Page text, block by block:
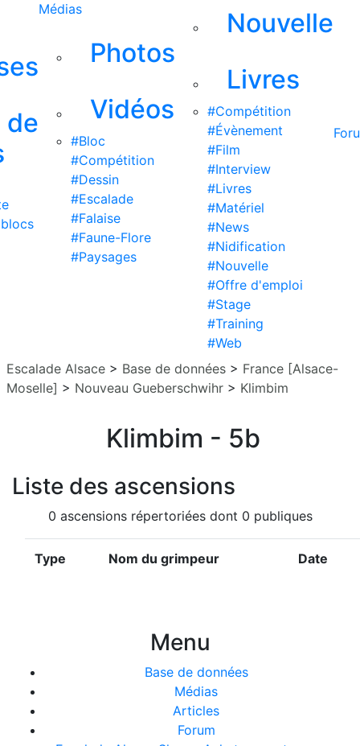
de
Médias
Photos
Vidéos
#Bloc
#Compétition
#Dessin
#Escalade
#Falaise
#Faune-Flore
#Paysages
Nouvelle
Livres
#Compétition
#Évènement
#Film
#Interview
#Livres
#Matériel
#News
#Nidification
#Nouvelle
#Offre d'emploi
#Stage
#Training
#Web
Escalade Alsace > Base de données > France [Alsace-
Moselle] > Nouveau Gueberschwihr > Klimbim
Klimbim - 5b
Liste des ascensions
0 ascensions répertoriées dont 0 publiques
Type Nom du grimpeur Date
Menu
Base de données
Médias
Articles
Forum